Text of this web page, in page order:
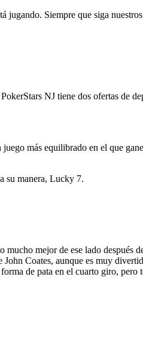
Siempre que siga
NJ tiene dos ofertas de
juego más equilibrado en el que
su manera, Lucky 7.
mejor de ese lado después
Coates, aunque es muy
de pata en el cuarto giro, pero